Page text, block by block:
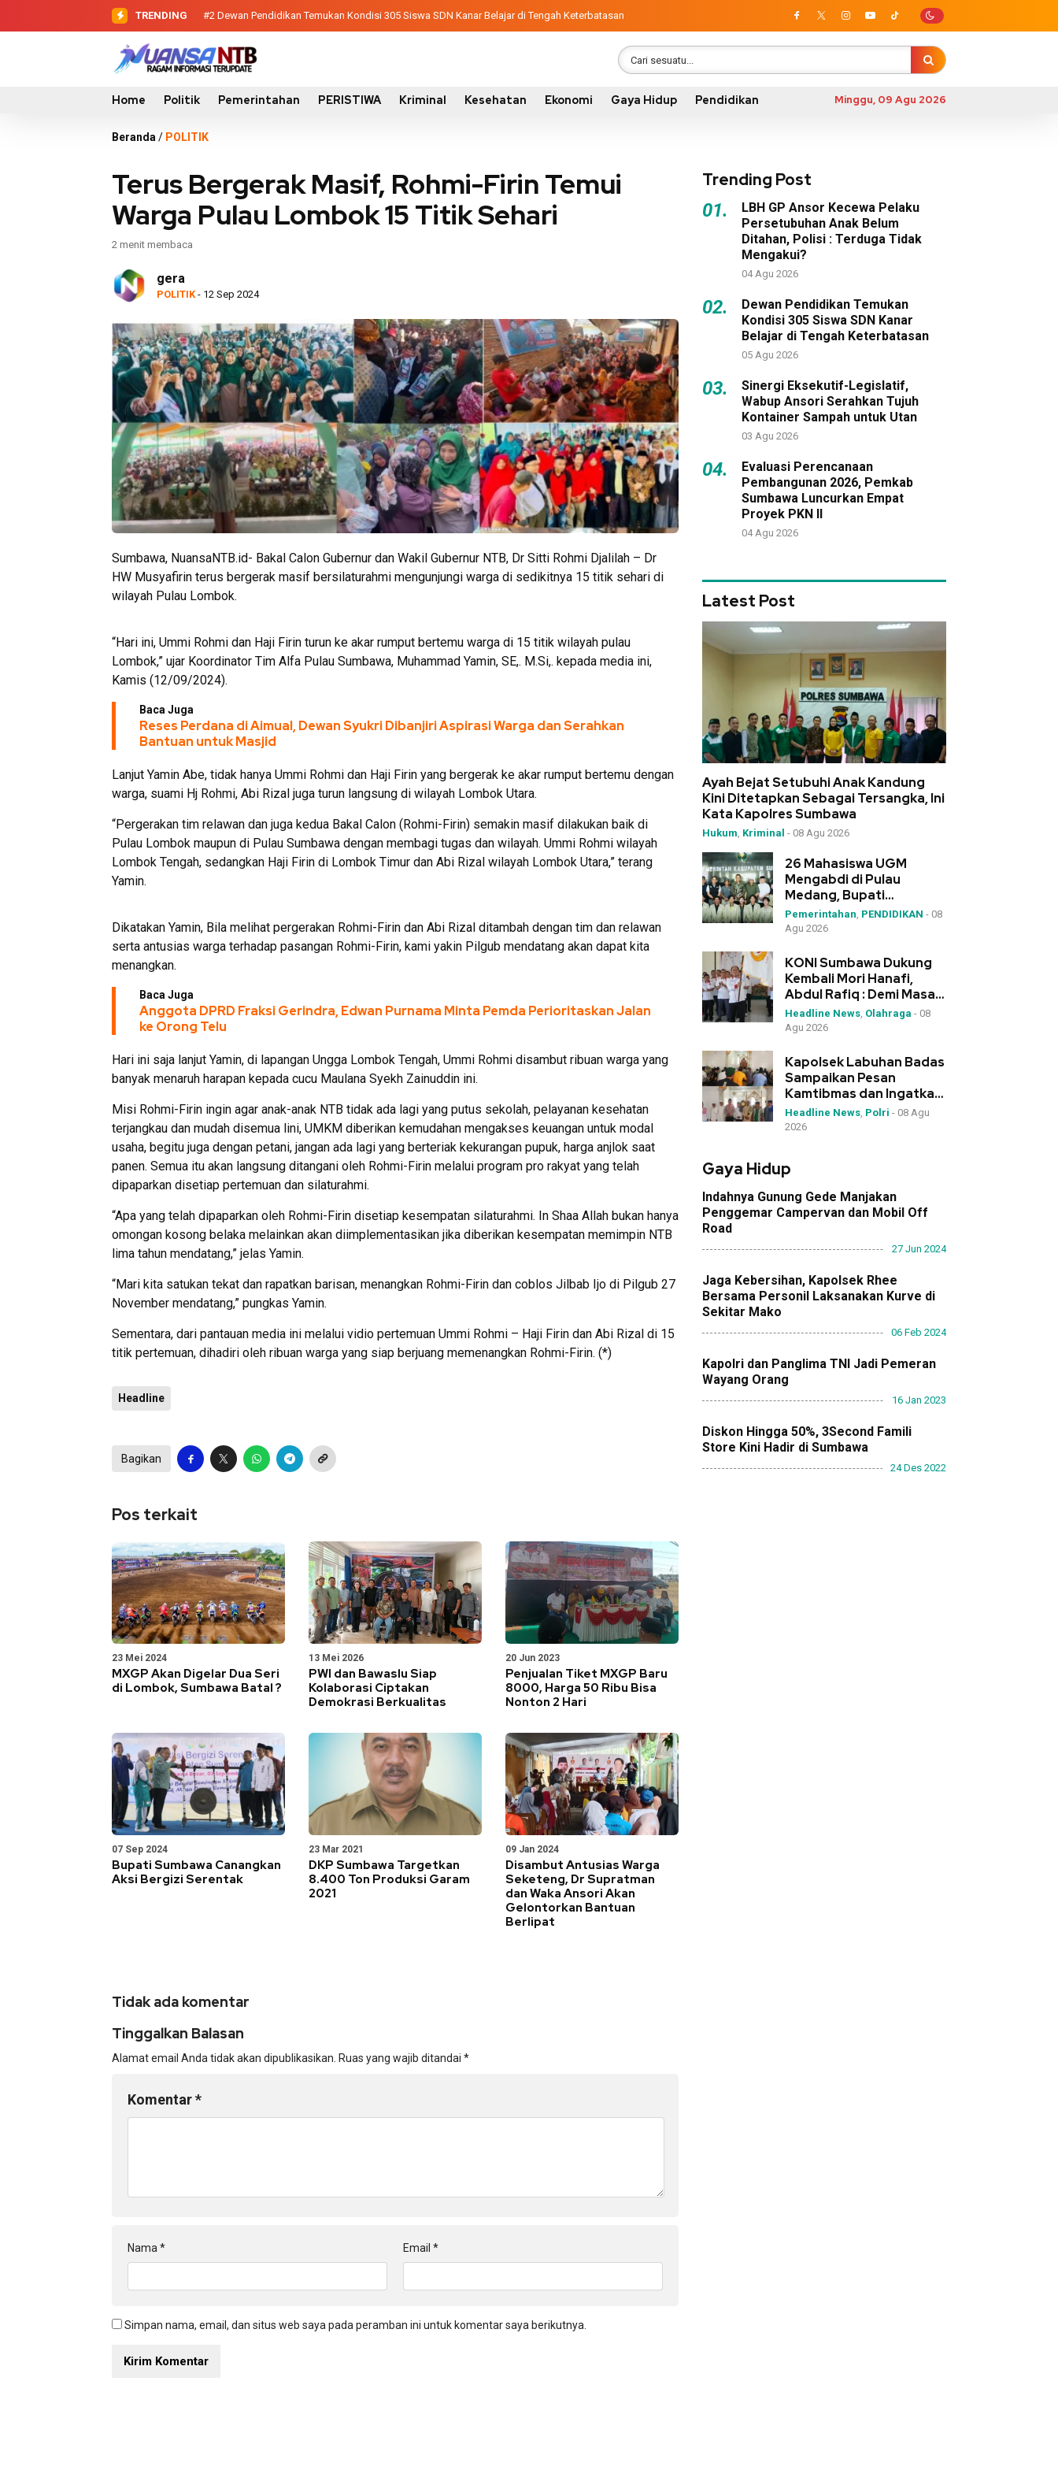
TRENDING #2 Dewan Pendidikan Temukan Kondisi 305 Siswa SDN Kanar Belajar di Tengah Keterbatasan
#3 Sinergi Eksekutif-Legislatif, Wabup Ansori Serahkan Tujuh Kontainer Sampah untuk Utan
Home Politik Pemerintahan PERISTIWA Kriminal Kesehatan Ekonomi Gaya Hidup Pendidikan Minggu, 09 Agu 2026
Beranda / POLITIK
Terus Bergerak Masif, Rohmi-Firin Temui
Warga Pulau Lombok 15 Titik Sehari
2 menit membaca
gera
POLITIK - 12 Sep 2024
Sumbawa, NuansaNTB.id- Bakal Calon Gubernur dan Wakil Gubernur NTB, Dr Sitti Rohmi Djalilah – Dr
HW Musyafirin terus bergerak masif bersilaturahmi mengunjungi warga di sedikitnya 15 titik sehari di
wilayah Pulau Lombok.
“Hari ini, Ummi Rohmi dan Haji Firin turun ke akar rumput bertemu warga di 15 titik wilayah pulau
Lombok,” ujar Koordinator Tim Alfa Pulau Sumbawa, Muhammad Yamin, SE,. M.Si,. kepada media ini,
Kamis (12/09/2024).
Baca Juga
Reses Perdana di Aimual, Dewan Syukri Dibanjiri Aspirasi Warga dan Serahkan
Bantuan untuk Masjid
Lanjut Yamin Abe, tidak hanya Ummi Rohmi dan Haji Firin yang bergerak ke akar rumput bertemu dengan
warga, suami Hj Rohmi, Abi Rizal juga turun langsung di wilayah Lombok Utara.
“Pergerakan tim relawan dan juga kedua Bakal Calon (Rohmi-Firin) semakin masif dilakukan baik di
Pulau Lombok maupun di Pulau Sumbawa dengan membagi tugas dan wilayah. Ummi Rohmi wilayah
Lombok Tengah, sedangkan Haji Firin di Lombok Timur dan Abi Rizal wilayah Lombok Utara,” terang
Yamin.
Dikatakan Yamin, Bila melihat pergerakan Rohmi-Firin dan Abi Rizal ditambah dengan tim dan relawan
serta antusias warga terhadap pasangan Rohmi-Firin, kami yakin Pilgub mendatang akan dapat kita
menangkan.
Baca Juga
Anggota DPRD Fraksi Gerindra, Edwan Purnama Minta Pemda Perioritaskan Jalan
ke Orong Telu
Hari ini saja lanjut Yamin, di lapangan Ungga Lombok Tengah, Ummi Rohmi disambut ribuan warga yang
banyak menaruh harapan kepada cucu Maulana Syekh Zainuddin ini.
Misi Rohmi-Firin ingin agar anak-anak NTB tidak ada lagi yang putus sekolah, pelayanan kesehatan
terjangkau dan mudah disemua lini, UMKM diberikan kemudahan mengakses keuangan untuk modal
usaha, begitu juga dengan petani, jangan ada lagi yang berteriak kekurangan pupuk, harga anjlok saat
panen. Semua itu akan langsung ditangani oleh Rohmi-Firin melalui program pro rakyat yang telah
dipaparkan disetiap pertemuan dan silaturahmi.
“Apa yang telah dipaparkan oleh Rohmi-Firin disetiap kesempatan silaturahmi. In Shaa Allah bukan hanya
omongan kosong belaka melainkan akan diimplementasikan jika diberikan kesempatan memimpin NTB
lima tahun mendatang,” jelas Yamin.
“Mari kita satukan tekat dan rapatkan barisan, menangkan Rohmi-Firin dan coblos Jilbab Ijo di Pilgub 27
November mendatang,” pungkas Yamin.
Sementara, dari pantauan media ini melalui vidio pertemuan Ummi Rohmi – Haji Firin dan Abi Rizal di 15
titik pertemuan, dihadiri oleh ribuan warga yang siap berjuang memenangkan Rohmi-Firin. (*)
Headline
Bagikan
Pos terkait
23 Mei 2024
MXGP Akan Digelar Dua Seri
di Lombok, Sumbawa Batal ?
13 Mei 2026
PWI dan Bawaslu Siap
Kolaborasi Ciptakan
Demokrasi Berkualitas
20 Jun 2023
Penjualan Tiket MXGP Baru
8000, Harga 50 Ribu Bisa
Nonton 2 Hari
07 Sep 2024
Bupati Sumbawa Canangkan
Aksi Bergizi Serentak
23 Mar 2021
DKP Sumbawa Targetkan
8.400 Ton Produksi Garam
2021
09 Jan 2024
Disambut Antusias Warga
Seketeng, Dr Supratman
dan Waka Ansori Akan
Gelontorkan Bantuan
Berlipat
Tidak ada komentar
Tinggalkan Balasan
Alamat email Anda tidak akan dipublikasikan. Ruas yang wajib ditandai *
Komentar*
Nama* Email *
Simpan nama, email, dan situs web saya pada peramban ini untuk komentar saya berikutnya.
Trending Post
01.
LBH GP Ansor Kecewa Pelaku
Persetubuhan Anak Belum
Ditahan, Polisi : Terduga Tidak
Mengakui?
04 Agu 2026
02.
Dewan Pendidikan Temukan
Kondisi 305 Siswa SDN Kanar
Belajar di Tengah Keterbatasan
05 Agu 2026
03.
Sinergi Eksekutif-Legislatif,
Wabup Ansori Serahkan Tujuh
Kontainer Sampah untuk Utan
03 Agu 2026
04.
Evaluasi Perencanaan
Pembangunan 2026, Pemkab
Sumbawa Luncurkan Empat
Proyek PKN II
04 Agu 2026
Latest Post
Ayah Bejat Setubuhi Anak Kandung
Kini Ditetapkan Sebagai Tersangka, Ini
Kata Kapolres Sumbawa
Hukum, Kriminal - 08 Agu 2026
26 Mahasiswa UGM
Mengabdi di Pulau
Medang, Bupati
Sumbawa: Investasi Masa
Depan Daerah
Pemerintahan, PENDIDIKAN - 08
Agu 2026
KONI Sumbawa Dukung
Kembali Mori Hanafi,
Abdul Rafiq : Demi Masa
Depan Olahraga NTB
Headline News, Olahraga - 08
Agu 2026
Kapolsek Labuhan Badas
Sampaikan Pesan
Kamtibmas dan Ingatkan
Narkoba “Senjata
Pemusnah Generasi”
Headline News, Polri - 08 Agu
2026
Gaya Hidup
Indahnya Gunung Gede Manjakan
Penggemar Campervan dan Mobil Off
Road
27 Jun 2024
Jaga Kebersihan, Kapolsek Rhee
Bersama Personil Laksanakan Kurve di
Sekitar Mako
06 Feb 2024
Kapolri dan Panglima TNI Jadi Pemeran
Wayang Orang
16 Jan 2023
Diskon Hingga 50%, 3Second Famili
Store Kini Hadir di Sumbawa
24 Des 2022